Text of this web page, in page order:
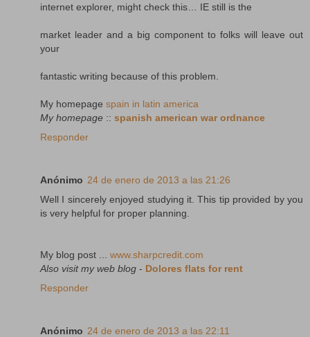
internet explorer, might check this… IE still is the
market leader and a big component to folks will leave out
your
fantastic writing because of this problem.
My homepage spain in latin america
My homepage :: spanish american war ordnance
Responder
Anónimo 24 de enero de 2013 a las 21:26
Well I sincerely enjoyed studying it. This tip provided by you
is very helpful for proper planning.
My blog post ... www.sharpcredit.com
Also visit my web blog - Dolores flats for rent
Responder
Anónimo 24 de enero de 2013 a las 22:11